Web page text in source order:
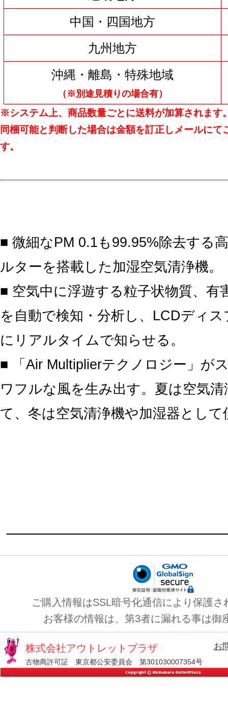
中国・四国地方
九州地方
沖縄・離島・特殊地域
（※別途見積りの場合有）
※システム上、商品数量ごとに送料が加算されます
同梱可能と判断した場合は金額を訂正しメールにて
す。
■ 微細なPM 0.1も99.95%除去する
ルターを搭載した加湿空気清浄機。
■ 空気中に浮遊する粒子状物質、有
を自動で検知・分析し、LCDディ
にリアルタイムで知らせる。
■ 「Air Multiplierテクノロジー」が
ワフルな風を生み出す。夏は空気
て、冬は空気清浄機や加湿器として
ご購入情報はSSL暗号化通信により保護さ
お客様の情報は、第3者に漏れる事は御
株式会社アウトレットプラザ
古物商許可証 東京都公安委員会 第301030007354号
お